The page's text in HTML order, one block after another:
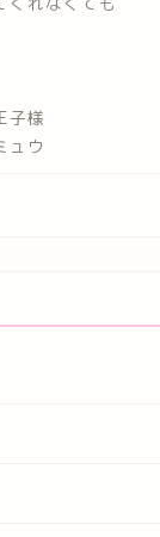
子様
ュウ